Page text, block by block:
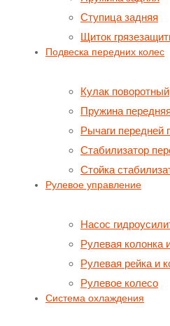
Ступица задняя
Щиток
Подвеска передних колес
Кулак поворотный
Пружина передняя
Рычаги передней
Стабилизатор
Стойка
Рулевое управление
Насос
Рулевая колонка
Рулевая рейка и
Рулевое колесо
Система охлаждения